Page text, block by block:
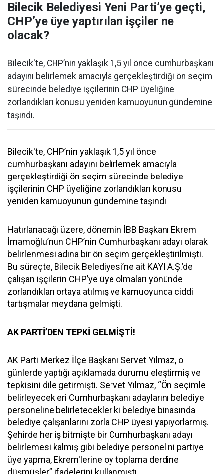
Bilecik Belediyesi Yeni Parti’ye geçti,
CHP’ye üye yaptırılan işçiler ne
olacak?
Bilecik'te, CHP’nin yaklaşık 1,5 yıl önce cumhurbaşkanı
adayını belirlemek amacıyla gerçekleştirdiği ön seçim
sürecinde belediye işçilerinin CHP üyeliğine
zorlandıkları konusu yeniden kamuoyunun gündemine
taşındı.
Bilecik'te, CHP’nin yaklaşık 1,5 yıl önce
cumhurbaşkanı adayını belirlemek amacıyla
gerçekleştirdiği ön seçim sürecinde belediye
işçilerinin CHP üyeliğine zorlandıkları konusu
yeniden kamuoyunun gündemine taşındı.
Hatırlanacağı üzere, dönemin İBB Başkanı Ekrem
İmamoğlu’nun CHP’nin Cumhurbaşkanı adayı olarak
belirlenmesi adına bir ön seçim gerçekleştirilmişti.
Bu süreçte, Bilecik Belediyesi’ne ait KAYI A.Ş.’de
çalışan işçilerin CHP’ye üye olmaları yönünde
zorlandıkları ortaya atılmış ve kamuoyunda ciddi
tartışmalar meydana gelmişti.
AK PARTİ’DEN TEPKİ GELMİŞTİ!
AK Parti Merkez İlçe Başkanı Servet Yılmaz, o
günlerde yaptığı açıklamada durumu eleştirmiş ve
tepkisini dile getirmişti. Servet Yılmaz, “Ön seçimle
belirleyecekleri Cumhurbaşkanı adaylarını belediye
personeline belirletecekler ki belediye binasında
belediye çalışanlarını zorla CHP üyesi yapıyorlarmış.
Şehirde her iş bitmişte bir Cumhurbaşkanı adayı
belirlemesi kalmış gibi belediye personelini partiye
üye yapma, Ekrem'lerine oy toplama derdine
düşmüşler” ifadelerini kullanmıştı.